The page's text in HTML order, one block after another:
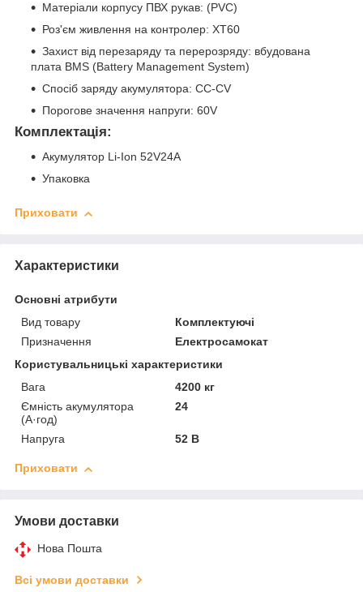
Матеріали корпусу ПВХ рукав: (PVC)
Роз'єм живлення на контролер: XT60
Захист від перезаряду та перерозряду: вбудована
плата BMS (Battery Management System)
Спосіб заряду акумулятора: CC-CV
Порогове значення напруги: 60V
Комплектація:
Акумулятор Li-Ion 52V24A
Упаковка
Приховати
Характеристики
Основні атрибути
Вид товару
Комплектуючі
Призначення
Електросамокат
Користувальницькі характеристики
Вага
4200 кг
Ємність акумулятора
(А·год)
24
Напруга 52 В
Приховати
Умови доставки
Нова Пошта
Всі умови доставки